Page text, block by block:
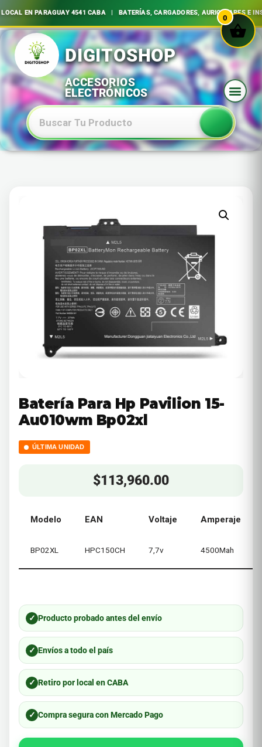
4541 CABA | BATERÍAS, CARGADORES, AURICULARES E
Ir
al
contenido
Batería Para Hp Pavilion 15-
Au010wm Bp02xl
ÚLTIMA UNIDAD
$113,960.00
Modelo EAN Voltaje Amperaje
BP02XL HPC150CH 7,7v 4500Mah
✓ Producto probado antes del envío
✓ Envíos a todo el país
✓ Retiro por local en CABA
✓ Compra segura con Mercado Pago
0